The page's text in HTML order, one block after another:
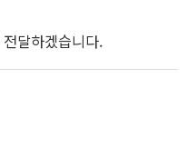
달하겠습니다.